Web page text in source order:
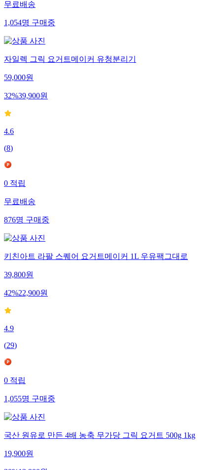
무료배송
1,054명구매중
자일렉 그릭 요거트메이커 유청분리기
59,000원
32%39,900원
4.6
(8)
0적립
무료배송
876명구매중
키친아트 라팔 스퀘어 요거트메이커 1L 우유팩그대로
39,800원
42%22,900원
4.9
(29)
0적립
1,055명구매중
국산 원유로 만든 4배 농축 무가당 그릭 요거트 500g 1kg
19,900원